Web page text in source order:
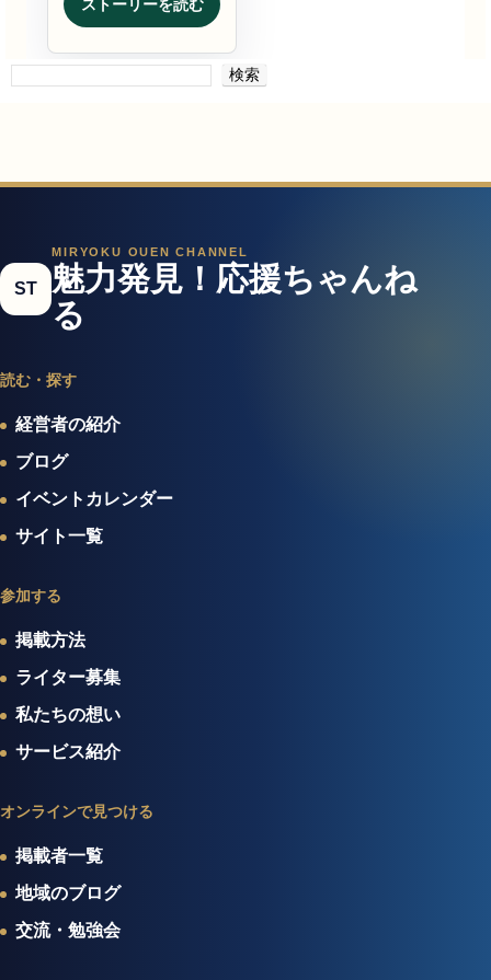
ストーリーを読む
検索
ST
MIRYOKU OUEN CHANNEL
魅力発見！応援ちゃんね
る
読む・探す
経営者の紹介
ブログ
イベントカレンダー
サイト一覧
参加する
掲載方法
ライター募集
私たちの想い
サービス紹介
オンラインで見つける
掲載者一覧
地域のブログ
交流・勉強会